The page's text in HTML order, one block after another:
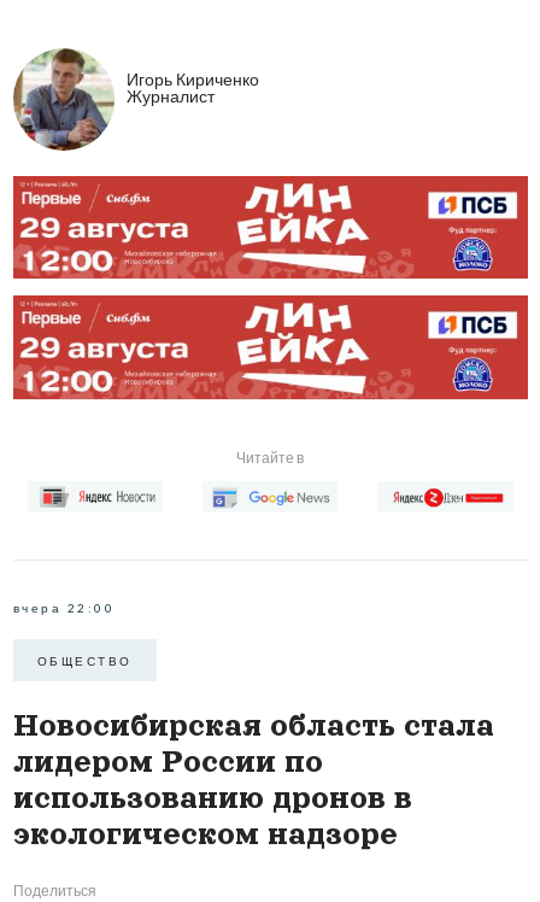
Игорь Кириченко
Журналист
Читайте в
вчера 22:00
ОБЩЕСТВО
Новосибирская область стала
лидером России по
использованию дронов в
экологическом надзоре
Поделиться